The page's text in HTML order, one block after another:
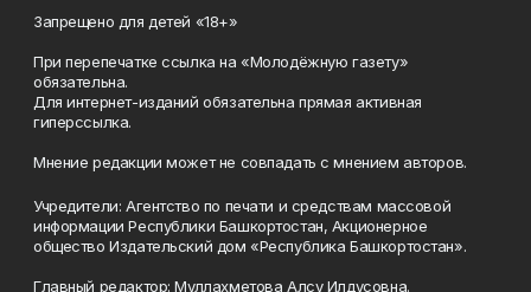
Запрещено для детей «18+»
При перепечатке ссылка на «Молодёжную газету»
обязательна.
Для интернет-изданий обязательна прямая активная
гиперссылка.
Мнение редакции может не совпадать с мнением авторов.
Учредители: Агентство по печати и средствам массовой
информации Республики Башкортостан, Акционерное
общество Издательский дом «Республика Башкортостан».
Главный редактор: Муллахметова Алсу Илдусовна.